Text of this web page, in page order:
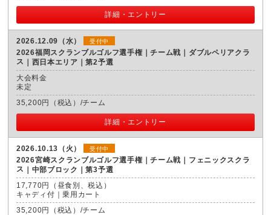
詳細・エントリー
2026.12.09（水） 受付中
2026福岡スクランブルゴルフ選手権｜チーム戦｜ダブルペリアクラ
ス
西日本エリア｜第2予選
大会料金
未定
35,200円（税込）/チーム
詳細・エントリー
2026.10.13（火） 受付中
2026宮崎スクランブルゴルフ選手権｜チーム戦｜フェニックスクラ
ス
中部ブロック｜第3予選
17,770円（昼食別、税込）
キャディ付｜乗用カート
35,200円（税込）/チーム